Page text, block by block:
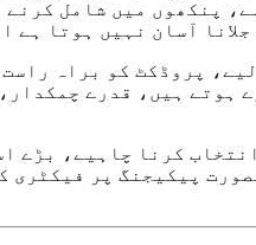
پنکھوں میں شامل
پروڈکٹ کو براہ
ہیں، قدرے
کرنا چاہیے، بڑے
پیکیجنگ پر